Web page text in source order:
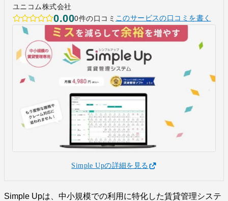
ユニコム株式会社
0.000件の口コミ このサービスの口コミを書く
Simple Upの詳細を見る
Simple Upは、中小規模での利用に特化した賃貸管理システ